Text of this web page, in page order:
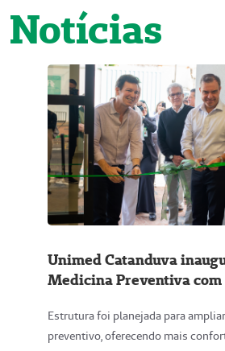
Notícias
Unimed Catanduva
Medicina Preventiva com
Estrutura foi planejada para
preventivo, oferecendo mais